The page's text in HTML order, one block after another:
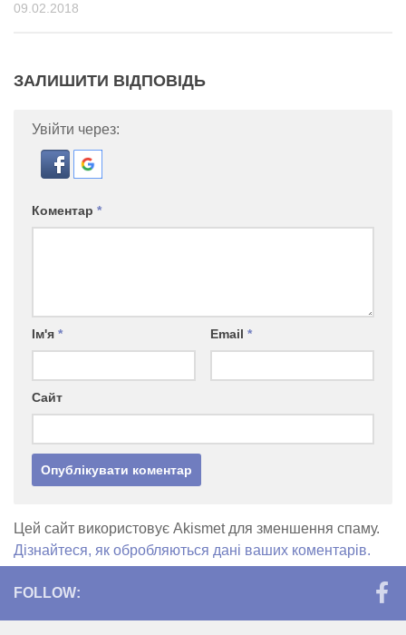
09.02.2018
ЗАЛИШИТИ ВІДПОВІДЬ
Увійти через:
Коментар *
Ім'я * Email *
Сайт
Цей сайт використовує Akismet для зменшення спаму.
Дізнайтеся, як обробляються дані ваших коментарів.
FOLLOW: